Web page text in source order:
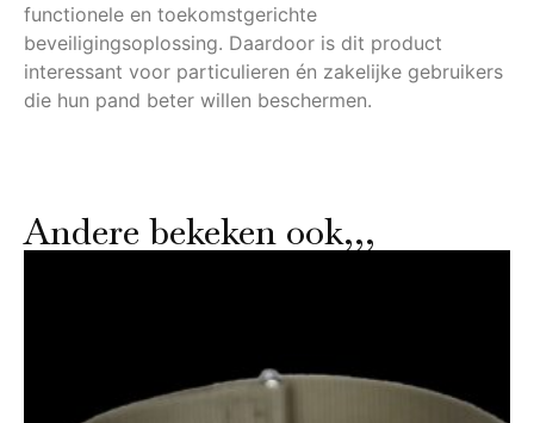
functionele en toekomstgerichte
beveiligingsoplossing. Daardoor is dit product
interessant voor particulieren én zakelijke gebruikers
die hun pand beter willen beschermen.
Andere bekeken ook,,,